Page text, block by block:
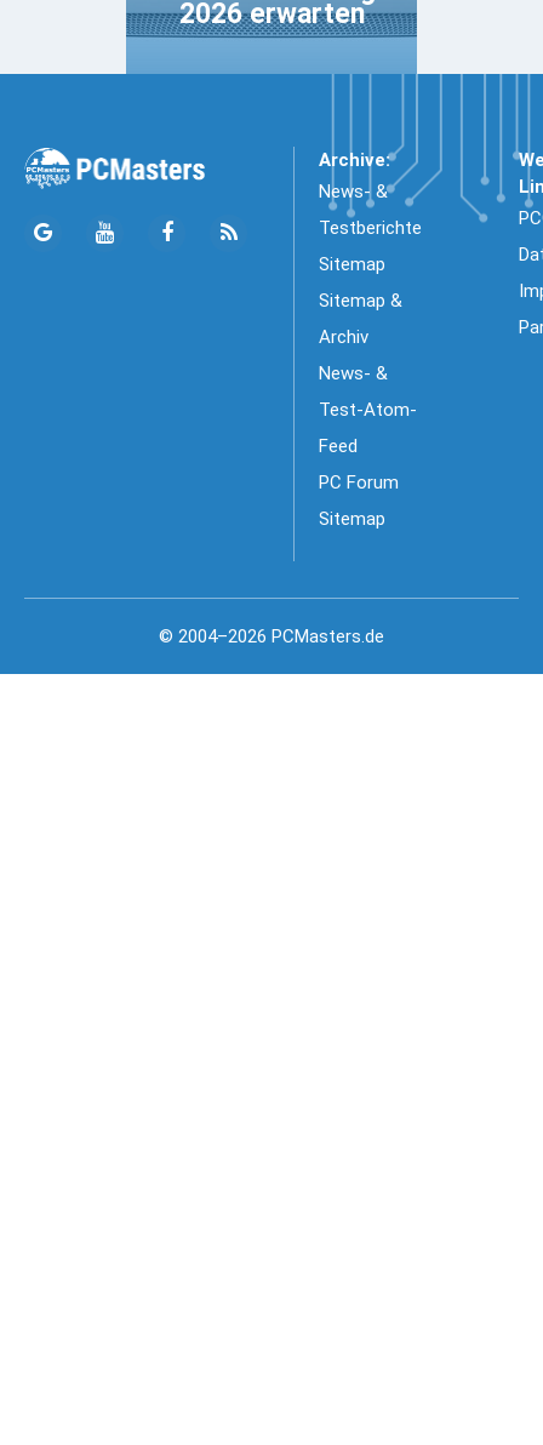
2026 erwarten
Archive:
News- &
Testberichte
Sitemap
Sitemap &
Archiv
News- &
Test-Atom-
Feed
PC Forum
Sitemap
© 2004–2026 PCMasters.de